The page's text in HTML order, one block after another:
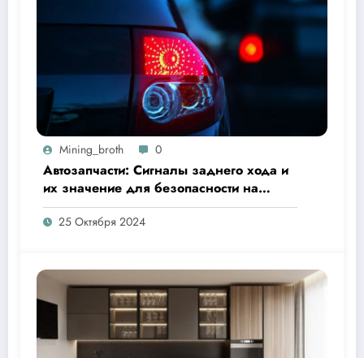
Mining_broth 0
Автозапчасти: Сигналы заднего хода и
их значение для безопасности на
дороге
25 Октября 2024